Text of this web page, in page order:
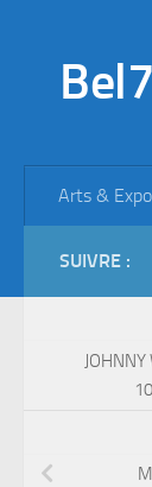
Arts &
SUIVRE :